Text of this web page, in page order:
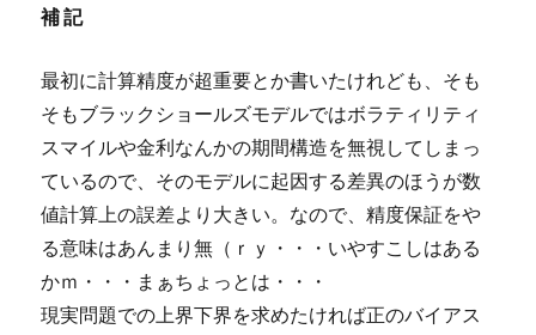
補記
最初に計算精度が超重要とか書いたけれども、そも
そもブラックショールズモデルではボラティリティ
スマイルや金利なんかの期間構造を無視してしまっ
ているので、そのモデルに起因する差異のほうが数
値計算上の誤差より大きい。なので、精度保証をや
る意味はあんまり無（ｒｙ・・・いやすこしはある
かｍ・・・まぁちょっとは・・・
現実問題での上界下界を求めたければ正のバイアス